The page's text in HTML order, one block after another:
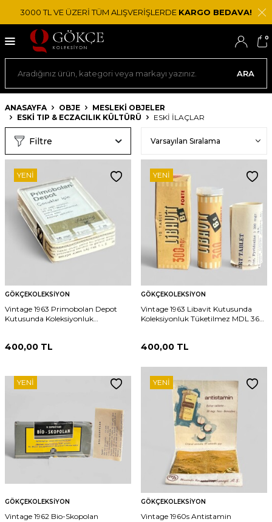
3000 TL VE ÜZERİ TÜM ALIŞVERİŞLERDE KARGO BEDAVA!
ARA
0
ANASAYFA OBJE
MESLEKI OBJELER
ESKI TIP & ECZACILIK KÜLTÜRÜ
ESKI İLAÇLAR
Filtre
YENI
GÖKÇEKOLEKSIYON
Vintage 1963 Primobolan Depot
Kutusunda Koleksiyonluk
400,00 TL
YENI
GÖKÇEKOLEKSIYON
Vintage 1963 Libavit Kutusunda
Koleksiyonluk Tüketilmez MDL 367
400,00 TL
YENI
GÖKÇEKOLEKSIYON
Vintage 1962 Bio-Skopolan
YENI
GÖKÇEKOLEKSIYON
Vintage 1960s Antistamin